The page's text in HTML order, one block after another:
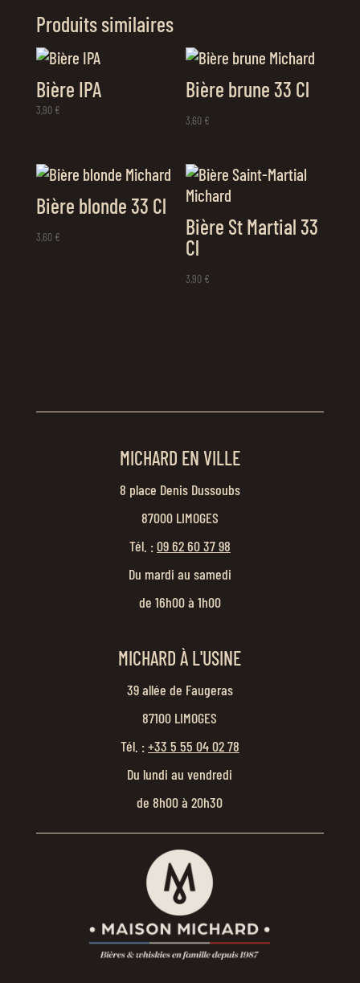
Produits similaires
Bière IPA
3,90 €
Bière brune 33 Cl
3,60 €
Bière blonde 33 Cl
3,60 €
Bière St Martial 33
Cl
3,90 €
MICHARD EN VILLE
8 place Denis Dussoubs
87000 LIMOGES
Tél. :09 62 60 37 98
Du mardi au samedi
de 16h00 à 1h00
MICHARD À L'USINE
39 allée de Faugeras
87100 LIMOGES
Tél. :+33 5 55 04 02 78
Du lundi au vendredi
de 8h00 à 20h30